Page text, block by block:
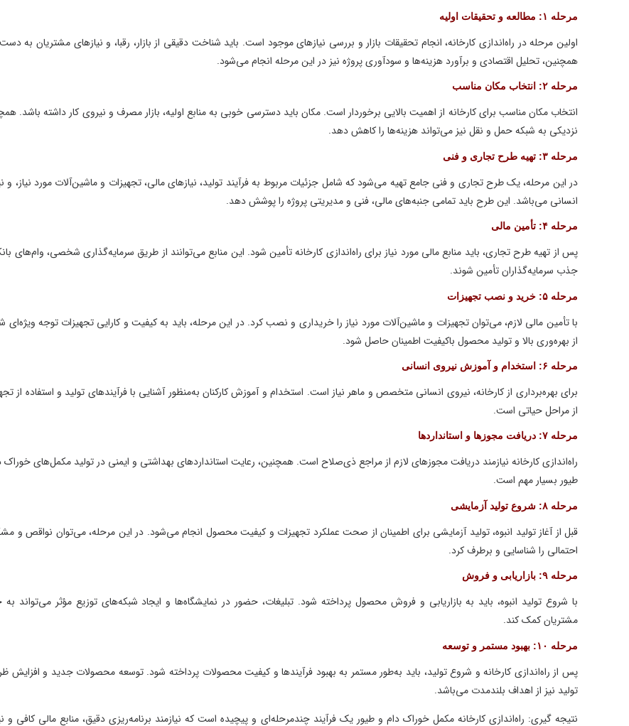
مرحله ۱: مطالعه و تحقیقات اولیه
اولین مرحله در راه‌اندازی کارخانه، انجام تحقیقات بازار و بررسی نیازهای موجود است. باید شناخت دقیقی از بازار، رقبا، و نیازهای مشتریان به دست آید.
همچنین، تحلیل اقتصادی و برآورد هزینه‌ها و سودآوری پروژه نیز در این مرحله انجام می‌شود.
مرحله ۲: انتخاب مکان مناسب
انتخاب مکان مناسب برای کارخانه از اهمیت بالایی برخوردار است. مکان باید دسترسی خوبی به منابع اولیه، بازار مصرف و نیروی کار داشته باشد. همچنین،
نزدیکی به شبکه حمل و نقل نیز می‌تواند هزینه‌ها را کاهش دهد.
مرحله ۳: تهیه طرح تجاری و فنی
در این مرحله، یک طرح تجاری و فنی جامع تهیه می‌شود که شامل جزئیات مربوط به فرآیند تولید، نیازهای مالی، تجهیزات و ماشین‌آلات مورد نیاز، و نیروی
انسانی می‌باشد. این طرح باید تمامی جنبه‌های مالی، فنی و مدیریتی پروژه را پوشش دهد.
مرحله ۴: تأمین مالی
پس از تهیه طرح تجاری، باید منابع مالی مورد نیاز برای راه‌اندازی کارخانه تأمین شود. این منابع می‌توانند از طریق سرمایه‌گذاری شخصی، وام‌های بانکی یا
جذب سرمایه‌گذاران تأمین شوند.
مرحله ۵: خرید و نصب تجهیزات
با تأمین مالی لازم، می‌توان تجهیزات و ماشین‌آلات مورد نیاز را خریداری و نصب کرد. در این مرحله، باید به کیفیت و کارایی تجهیزات توجه ویژه‌ای شود تا
از بهره‌وری بالا و تولید محصول باکیفیت اطمینان حاصل شود.
مرحله ۶: استخدام و آموزش نیروی انسانی
برای بهره‌برداری از کارخانه، نیروی انسانی متخصص و ماهر نیاز است. استخدام و آموزش کارکنان به‌منظور آشنایی با فرآیندهای تولید و استفاده از تجهیزات
از مراحل حیاتی است.
مرحله ۷: دریافت مجوزها و استانداردها
راه‌اندازی کارخانه نیازمند دریافت مجوزهای لازم از مراجع ذی‌صلاح است. همچنین، رعایت استانداردهای بهداشتی و ایمنی در تولید مکمل‌های خوراک دام و
طیور بسیار مهم است.
مرحله ۸: شروع تولید آزمایشی
قبل از آغاز تولید انبوه، تولید آزمایشی برای اطمینان از صحت عملکرد تجهیزات و کیفیت محصول انجام می‌شود. در این مرحله، می‌توان نواقص و مشکلات
احتمالی را شناسایی و برطرف کرد.
مرحله ۹: بازاریابی و فروش
با شروع تولید انبوه، باید به بازاریابی و فروش محصول پرداخته شود. تبلیغات، حضور در نمایشگاه‌ها و ایجاد شبکه‌های توزیع مؤثر می‌تواند به جذب
مشتریان کمک کند.
مرحله ۱۰: بهبود مستمر و توسعه
پس از راه‌اندازی کارخانه و شروع تولید، باید به‌طور مستمر به بهبود فرآیندها و کیفیت محصولات پرداخته شود. توسعه محصولات جدید و افزایش ظرفیت
تولید نیز از اهداف بلندمدت می‌باشد.
نتیجه گیری: راه‌اندازی کارخانه مکمل خوراک دام و طیور یک فرآیند چندمرحله‌ای و پیچیده است که نیازمند برنامه‌ریزی دقیق، منابع مالی کافی و نیروی